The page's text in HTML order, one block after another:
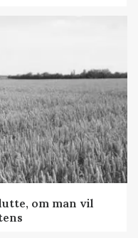
om man vil